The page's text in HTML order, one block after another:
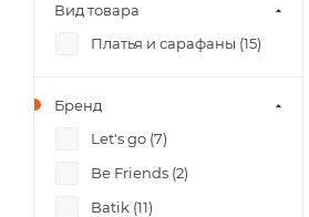
Вид товара
Платья и сарафаны (15)
Бренд
Let's go (7)
Be Friends (2)
Batik (11)